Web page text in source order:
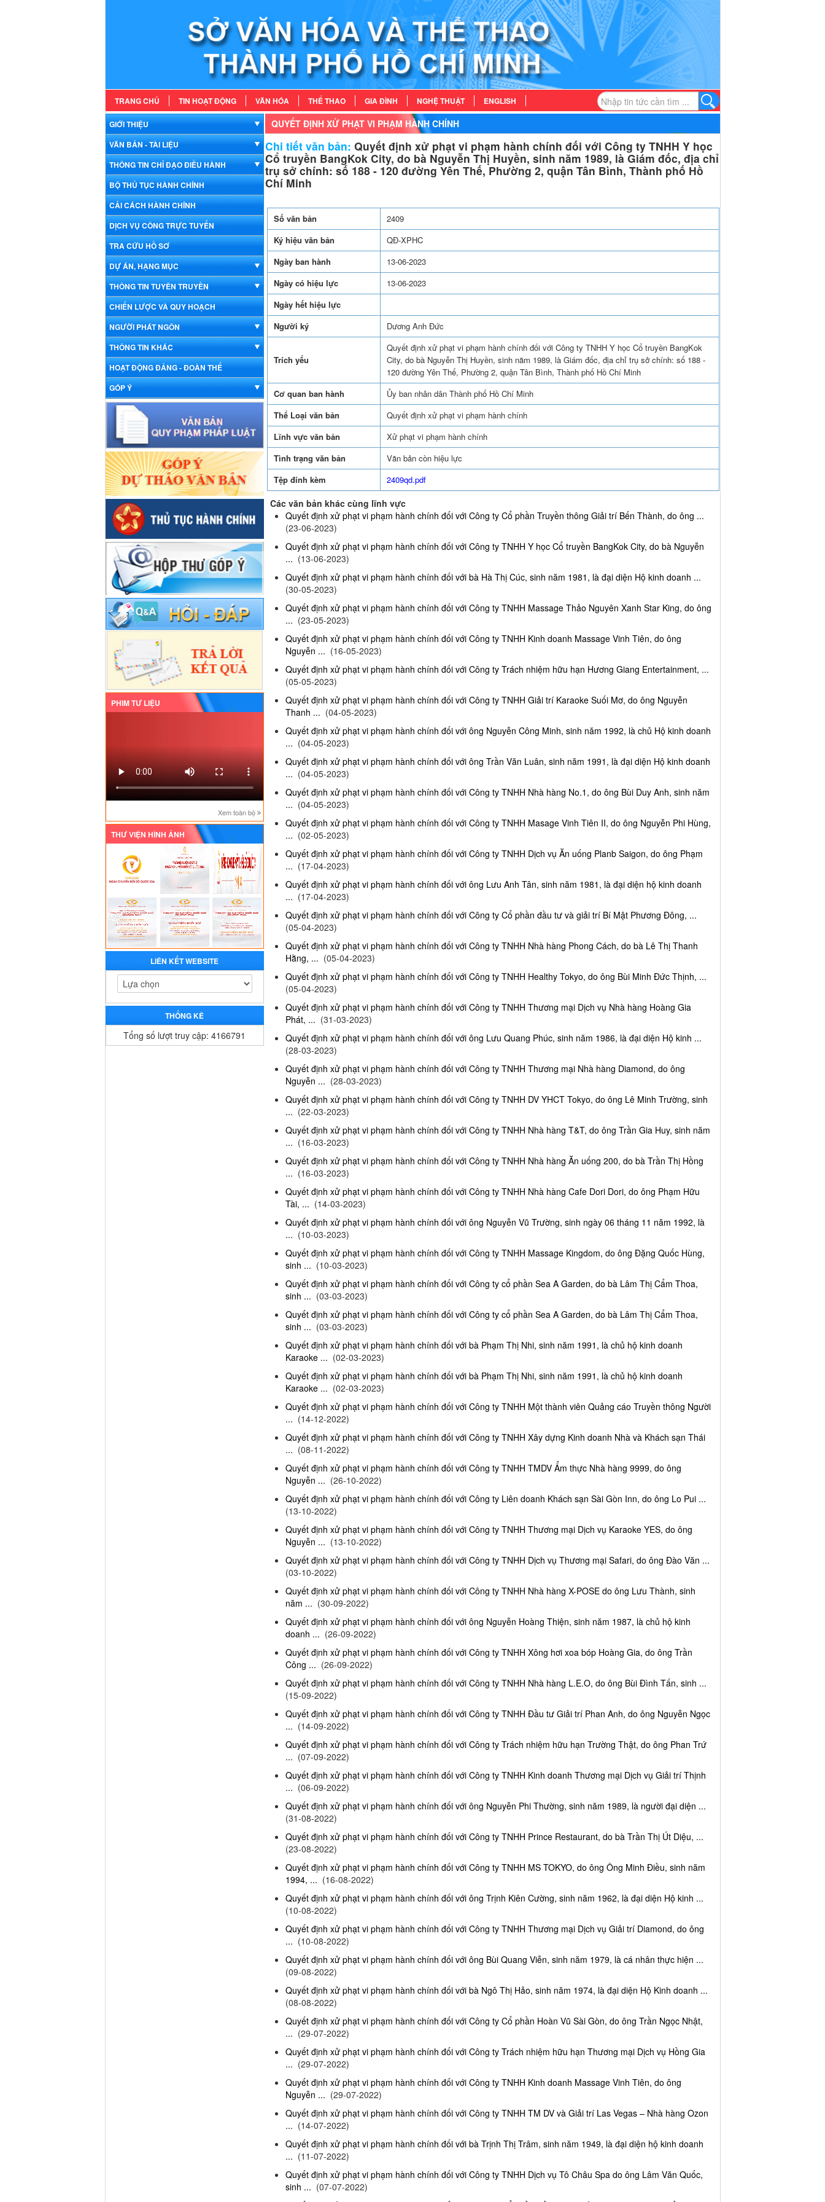
TRANG CHỦ TIN HOẠT ĐỘNG VĂN HÓA THỂ THAO GIA ĐÌNH NGHỆ THUẬT ENGLISH
GIỚI THIỆU
VĂN BẢN - TÀI LIỆU
THÔNG TIN CHỈ ĐẠO ĐIỀU HÀNH
BỘ THỦ TỤC HÀNH CHÍNH
CẢI CÁCH HÀNH CHÍNH
DỊCH VỤ CÔNG TRỰC TUYẾN
TRA CỨU HỒ SƠ
DỰ ÁN, HẠNG MỤC
THÔNG TIN TUYÊN TRUYỀN
CHIẾN LƯỢC VÀ QUY HOẠCH
NGƯỜI PHÁT NGÔN
THÔNG TIN KHÁC
HOẠT ĐỘNG ĐẢNG - ĐOÀN THỂ
GÓP Ý
PHIM TƯ LIỆU
Xem toàn bộ
THƯ VIỆN HÌNH ẢNH
LIÊN KẾT WEBSITE
THỐNG KÊ
Tổng số lượt truy cập: 4166791
QUYẾT ĐỊNH XỬ PHẠT VI PHẠM HÀNH CHÍNH
Chi tiết văn bản: Quyết định xử phạt vi phạm hành chính đối với Công ty TNHH Y học
Cổ truyền BangKok City, do bà Nguyễn Thị Huyền, sinh năm 1989, là Giám đốc, địa chỉ
trụ sở chính: số 188 - 120 đường Yên Thế, Phường 2, quận Tân Bình, Thành phố Hồ
Chí Minh
Số văn bản
2409
Ký hiệu văn bản
QĐ-XPHC
Ngày ban hành
13-06-2023
Ngày có hiệu lực
13-06-2023
Ngày hết hiệu lực
Người ký
Dương Anh Đức
Trích yếu
Quyết định xử phạt vi phạm hành chính đối với Công ty TNHH Y học Cổ truyền BangKok
City, do bà Nguyễn Thị Huyền, sinh năm 1989, là Giám đốc, địa chỉ trụ sở chính: số 188 -
120 đường Yên Thế, Phường 2, quận Tân Bình, Thành phố Hồ Chí Minh
Cơ quan ban hành
Ủy ban nhân dân Thành phố Hồ Chí Minh
Thể Loại văn bản
Quyết định xử phạt vi phạm hành chính
Lĩnh vực văn bản
Xử phạt vi phạm hành chính
Tình trạng văn bản
Văn bản còn hiệu lực
Tệp đính kèm
2409qd.pdf
Các văn bản khác cùng lĩnh vực
Quyết định xử phạt vi phạm hành chính đối với Công ty Cổ phần Truyền thông Giải trí Bến Thành, do ông ...
(23-06-2023)
Quyết định xử phạt vi phạm hành chính đối với Công ty TNHH Y học Cổ truyền BangKok City, do bà Nguyễn
... (13-06-2023)
Quyết định xử phạt vi phạm hành chính đối với bà Hà Thị Cúc, sinh năm 1981, là đại diện Hộ kinh doanh ...
(30-05-2023)
Quyết định xử phạt vi phạm hành chính đối với Công ty TNHH Massage Thảo Nguyên Xanh Star King, do ông
... (23-05-2023)
Quyết định xử phạt vi phạm hành chính đối với Công ty TNHH Kinh doanh Massage Vinh Tiên, do ông
Nguyễn ... (16-05-2023)
Quyết định xử phạt vi phạm hành chính đối với Công ty Trách nhiệm hữu hạn Hương Giang Entertainment, ...
(05-05-2023)
Quyết định xử phạt vi phạm hành chính đối với Công ty TNHH Giải trí Karaoke Suối Mơ, do ông Nguyễn
Thanh ... (04-05-2023)
Quyết định xử phạt vi phạm hành chính đối với ông Nguyễn Công Minh, sinh năm 1992, là chủ Hộ kinh doanh
... (04-05-2023)
Quyết định xử phạt vi phạm hành chính đối với ông Trần Văn Luân, sinh năm 1991, là đại diện Hộ kinh doanh
... (04-05-2023)
Quyết định xử phạt vi phạm hành chính đối với Công ty TNHH Nhà hàng No.1, do ông Bùi Duy Anh, sinh năm
... (04-05-2023)
Quyết định xử phạt vi phạm hành chính đối với Công ty TNHH Masage Vinh Tiên II, do ông Nguyễn Phi Hùng,
... (02-05-2023)
Quyết định xử phạt vi phạm hành chính đối với Công ty TNHH Dịch vụ Ăn uống Planb Saigon, do ông Phạm
... (17-04-2023)
Quyết định xử phạt vi phạm hành chính đối với ông Lưu Anh Tân, sinh năm 1981, là đại diện hộ kinh doanh
... (17-04-2023)
Quyết định xử phạt vi phạm hành chính đối với Công ty Cổ phần đầu tư và giải trí Bí Mật Phương Đông, ...
(05-04-2023)
Quyết định xử phạt vi phạm hành chính đối với Công ty TNHH Nhà hàng Phong Cách, do bà Lê Thị Thanh
Hằng, ... (05-04-2023)
Quyết định xử phạt vi phạm hành chính đối với Công ty TNHH Healthy Tokyo, do ông Bùi Minh Đức Thịnh, ...
(05-04-2023)
Quyết định xử phạt vi phạm hành chính đối với Công ty TNHH Thương mại Dịch vụ Nhà hàng Hoàng Gia
Phát, ... (31-03-2023)
Quyết định xử phạt vi phạm hành chính đối với ông Lưu Quang Phúc, sinh năm 1986, là đại diện Hộ kinh ...
(28-03-2023)
Quyết định xử phạt vi phạm hành chính đối với Công ty TNHH Thương mại Nhà hàng Diamond, do ông
Nguyễn ... (28-03-2023)
Quyết định xử phạt vi phạm hành chính đối với Công ty TNHH DV YHCT Tokyo, do ông Lê Minh Trường, sinh
... (22-03-2023)
Quyết định xử phạt vi phạm hành chính đối với Công ty TNHH Nhà hàng T&T, do ông Trần Gia Huy, sinh năm
... (16-03-2023)
Quyết định xử phạt vi phạm hành chính đối với Công ty TNHH Nhà hàng Ăn uống 200, do bà Trần Thị Hồng
... (16-03-2023)
Quyết định xử phạt vi phạm hành chính đối với Công ty TNHH Nhà hàng Cafe Dori Dori, do ông Phạm Hữu
Tài, ... (14-03-2023)
Quyết định xử phạt vi phạm hành chính đối với ông Nguyễn Vũ Trường, sinh ngày 06 tháng 11 năm 1992, là
... (10-03-2023)
Quyết định xử phạt vi phạm hành chính đối với Công ty TNHH Massage Kingdom, do ông Đặng Quốc Hùng,
sinh ... (10-03-2023)
Quyết định xử phạt vi phạm hành chính đối với Công ty cổ phần Sea A Garden, do bà Lâm Thị Cẩm Thoa,
sinh ... (03-03-2023)
Quyết định xử phạt vi phạm hành chính đối với Công ty cổ phần Sea A Garden, do bà Lâm Thị Cẩm Thoa,
sinh ... (03-03-2023)
Quyết định xử phạt vi phạm hành chính đối với bà Phạm Thị Nhi, sinh năm 1991, là chủ hộ kinh doanh
Karaoke ... (02-03-2023)
Quyết định xử phạt vi phạm hành chính đối với bà Phạm Thị Nhi, sinh năm 1991, là chủ hộ kinh doanh
Karaoke ... (02-03-2023)
Quyết định xử phạt vi phạm hành chính đối với Công ty TNHH Một thành viên Quảng cáo Truyền thông Người
... (14-12-2022)
Quyết định xử phạt vi phạm hành chính đối với Công ty TNHH Xây dựng Kinh doanh Nhà và Khách sạn Thái
... (08-11-2022)
Quyết định xử phạt vi phạm hành chính đối với Công ty TNHH TMDV Ẩm thực Nhà hàng 9999, do ông
Nguyễn ... (26-10-2022)
Quyết định xử phạt vi phạm hành chính đối với Công ty Liên doanh Khách sạn Sài Gòn Inn, do ông Lo Pui ...
(13-10-2022)
Quyết định xử phạt vi phạm hành chính đối với Công ty TNHH Thương mại Dịch vụ Karaoke YES, do ông
Nguyễn ... (13-10-2022)
Quyết định xử phạt vi phạm hành chính đối với Công ty TNHH Dịch vụ Thương mại Safari, do ông Đào Văn ...
(03-10-2022)
Quyết định xử phạt vi phạm hành chính đối với Công ty TNHH Nhà hàng X-POSE do ông Lưu Thành, sinh
năm ... (30-09-2022)
Quyết định xử phạt vi phạm hành chính đối với ông Nguyễn Hoàng Thiện, sinh năm 1987, là chủ hộ kinh
doanh ... (26-09-2022)
Quyết định xử phạt vi phạm hành chính đối với Công ty TNHH Xông hơi xoa bóp Hoàng Gia, do ông Trần
Công ... (26-09-2022)
Quyết định xử phạt vi phạm hành chính đối với Công ty TNHH Nhà hàng L.E.O, do ông Bùi Đình Tấn, sinh ...
(15-09-2022)
Quyết định xử phạt vi phạm hành chính đối với Công ty TNHH Đầu tư Giải trí Phan Anh, do ông Nguyễn Ngọc
... (14-09-2022)
Quyết định xử phạt vi phạm hành chính đối với Công ty Trách nhiệm hữu hạn Trường Thật, do ông Phan Trứ
... (07-09-2022)
Quyết định xử phạt vi phạm hành chính đối với Công ty TNHH Kinh doanh Thương mại Dịch vụ Giải trí Thịnh
... (06-09-2022)
Quyết định xử phạt vi phạm hành chính đối với ông Nguyễn Phi Thường, sinh năm 1989, là người đại diện ...
(31-08-2022)
Quyết định xử phạt vi phạm hành chính đối với Công ty TNHH Prince Restaurant, do bà Trần Thị Út Diệu, ...
(23-08-2022)
Quyết định xử phạt vi phạm hành chính đối với Công ty TNHH MS TOKYO, do ông Ông Minh Điều, sinh năm
1994, ... (16-08-2022)
Quyết định xử phạt vi phạm hành chính đối với ông Trịnh Kiên Cường, sinh năm 1962, là đại diện Hộ kinh ...
(10-08-2022)
Quyết định xử phạt vi phạm hành chính đối với Công ty TNHH Thương mại Dịch vụ Giải trí Diamond, do ông
... (10-08-2022)
Quyết định xử phạt vi phạm hành chính đối với ông Bùi Quang Viễn, sinh năm 1979, là cá nhân thực hiện ...
(09-08-2022)
Quyết định xử phạt vi phạm hành chính đối với bà Ngô Thị Hảo, sinh năm 1974, là đại diện Hộ Kinh doanh ...
(08-08-2022)
Quyết định xử phạt vi phạm hành chính đối với Công ty Cổ phần Hoàn Vũ Sài Gòn, do ông Trần Ngọc Nhật,
... (29-07-2022)
Quyết định xử phạt vi phạm hành chính đối với Công ty Trách nhiệm hữu hạn Thương mại Dịch vụ Hồng Gia
... (29-07-2022)
Quyết định xử phạt vi phạm hành chính đối với Công ty TNHH Kinh doanh Massage Vinh Tiên, do ông
Nguyễn ... (29-07-2022)
Quyết định xử phạt vi phạm hành chính đối với Công ty TNHH TM DV và Giải trí Las Vegas – Nhà hàng Ozon
... (14-07-2022)
Quyết định xử phạt vi phạm hành chính đối với bà Trịnh Thị Trâm, sinh năm 1949, là đại diện hộ kinh doanh
... (11-07-2022)
Quyết định xử phạt vi phạm hành chính đối với Công ty TNHH Dịch vụ Tô Châu Spa do ông Lâm Văn Quốc,
sinh ... (07-07-2022)